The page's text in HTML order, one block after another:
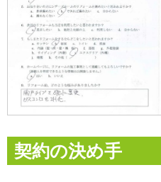
契約の決め手